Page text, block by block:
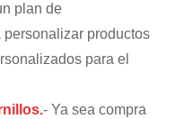
plan de
productos
para el
- Ya sea compra